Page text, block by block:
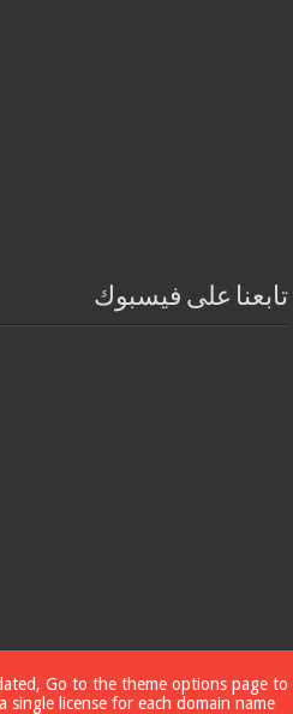
تابعنا على فيسبوك
Go to the theme options page to
single license for each domain name.